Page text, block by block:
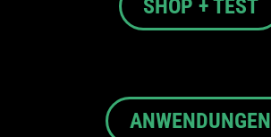
SHOP + TEST
ANWENDUNGEN